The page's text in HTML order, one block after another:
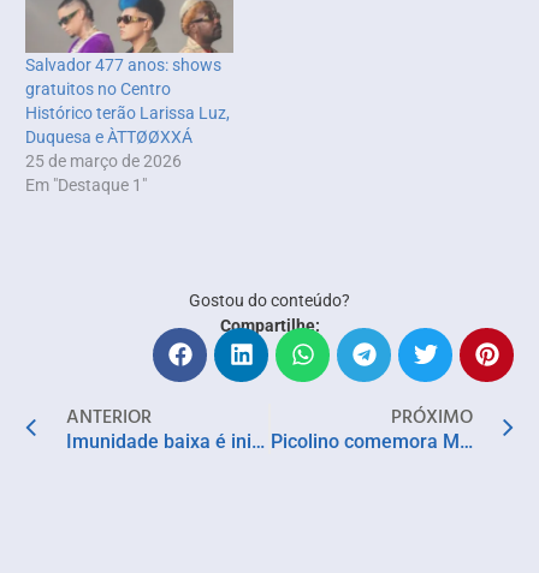
Salvador 477 anos: shows
gratuitos no Centro
Histórico terão Larissa Luz,
Duquesa e ÀTTØØXXÁ
25 de março de 2026
Em "Destaque 1"
Gostou do conteúdo?
Compartilhe:
ANTERIOR
Imunidade baixa é inimiga das crianças na volta às aulas; saiba como cuidar
PRÓXIMO
Picolino comemora Mês do Circo com projeto “A Escola Vai ao Circo”